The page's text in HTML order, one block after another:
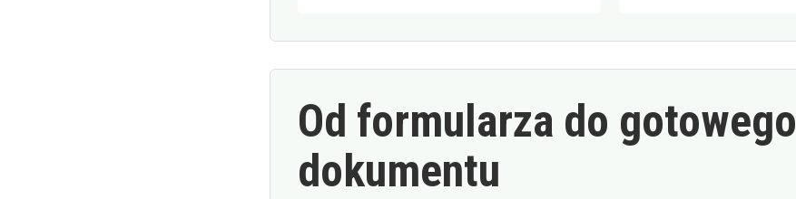
Od formularza do gotowego
dokumentu